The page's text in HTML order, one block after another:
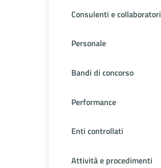
Consulenti e collaboratori
Personale
Bandi di concorso
Performance
Enti controllati
Attività e procedimenti